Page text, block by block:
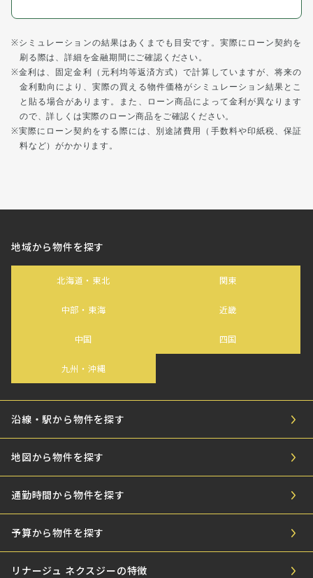
シミュレーションの結果はあくまでも目安です。実際にローン契約を
刷る際は、詳細を金融期間にご確認ください。
金利は、固定金利（元利均等返済方式）で計算していますが、将来の
金利動向により、実際の買える物件価格がシミュレーション結果とこ
と貼る場合があります。また、ローン商品によって金利が異なります
ので、詳しくは実際のローン商品をご確認ください。
実際にローン契約をする際には、別途諸費用（手数料や印紙税、保証
料など）がかかります。
地域から物件を探す
北海道・東北 関東
中部・東海 近畿
中国 四国
九州・沖縄
沿線・駅から物件を探す
地図から物件を探す
通勤時間から物件を探す
予算から物件を探す
リナージュ ネクスジーの特徴